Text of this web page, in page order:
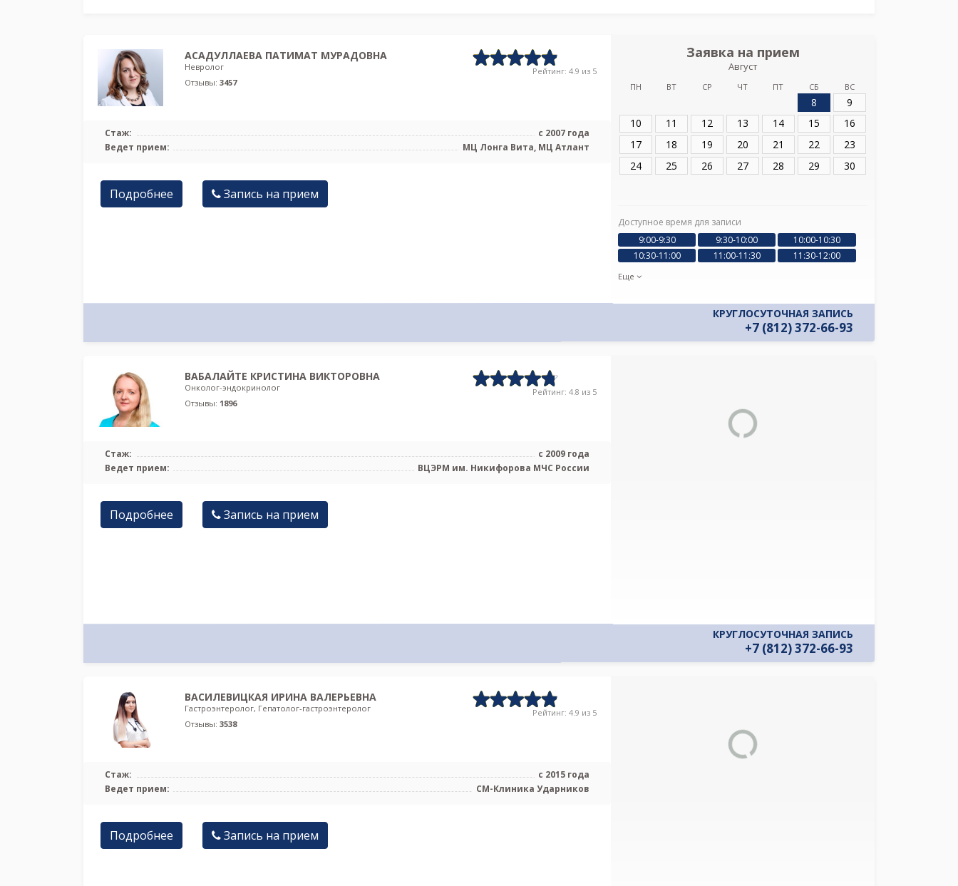
АСАДУЛЛАЕВА ПАТИМАТ МУРАДОВНА
Невролог
Отзывы: 3457
Рейтинг: 4.9 из 5
Стаж:
с 2007 года
Ведет прием:
МЦ Лонга Вита, МЦ Атлант
Подробнее Запись на прием
Заявка на прием
Август
ПН ВТ СР ЧТ ПТ СБ ВС
8
9
10
11 12 13 14 15
16
17
18 19 20 21 22
23
24
25 26 27 28 29 30
Доступное время для записи
9:00-9:30
9:30-10:00
10:00-10:30
10:30-11:00
11:00-11:30 11:30-12:00
Еще
КРУГЛОСУТОЧНАЯ ЗАПИСЬ
+7 (812) 372-66-93
ВАБАЛАЙТЕ КРИСТИНА ВИКТОРОВНА
Онколог-эндокринолог
Отзывы: 1896
Рейтинг: 4.8 из 5
Стаж:
с 2009 года
Ведет прием:
ВЦЭРМ им. Никифорова МЧС России
Подробнее Запись на прием
КРУГЛОСУТОЧНАЯ ЗАПИСЬ
+7 (812) 372-66-93
ВАСИЛЕВИЦКАЯ ИРИНА ВАЛЕРЬЕВНА
Гастроэнтеролог, Гепатолог-гастроэнтеролог
Отзывы: 3538
Рейтинг: 4.9 из 5
Стаж:
с 2015 года
Ведет прием:
СМ-Клиника Ударников
Подробнее Запись на прием